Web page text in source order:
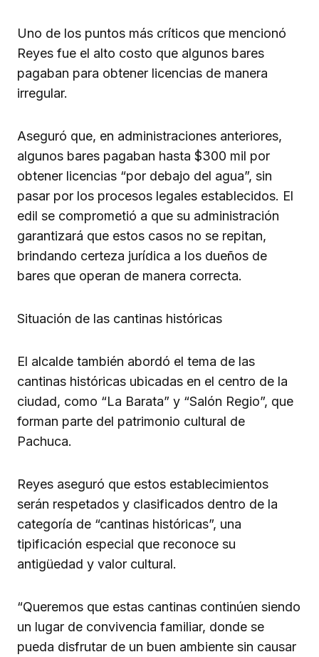
Uno de los puntos más críticos que mencionó
Reyes fue el alto costo que algunos bares
pagaban para obtener licencias de manera
irregular.
Aseguró que, en administraciones anteriores,
algunos bares pagaban hasta $300 mil por
obtener licencias “por debajo del agua”, sin
pasar por los procesos legales establecidos. El
edil se comprometió a que su administración
garantizará que estos casos no se repitan,
brindando certeza jurídica a los dueños de
bares que operan de manera correcta.
Situación de las cantinas históricas
El alcalde también abordó el tema de las
cantinas históricas ubicadas en el centro de la
ciudad, como “La Barata” y “Salón Regio”, que
forman parte del patrimonio cultural de
Pachuca.
Reyes aseguró que estos establecimientos
serán respetados y clasificados dentro de la
categoría de “cantinas históricas”, una
tipificación especial que reconoce su
antigüedad y valor cultural.
“Queremos que estas cantinas continúen siendo
un lugar de convivencia familiar, donde se
pueda disfrutar de un buen ambiente sin causar